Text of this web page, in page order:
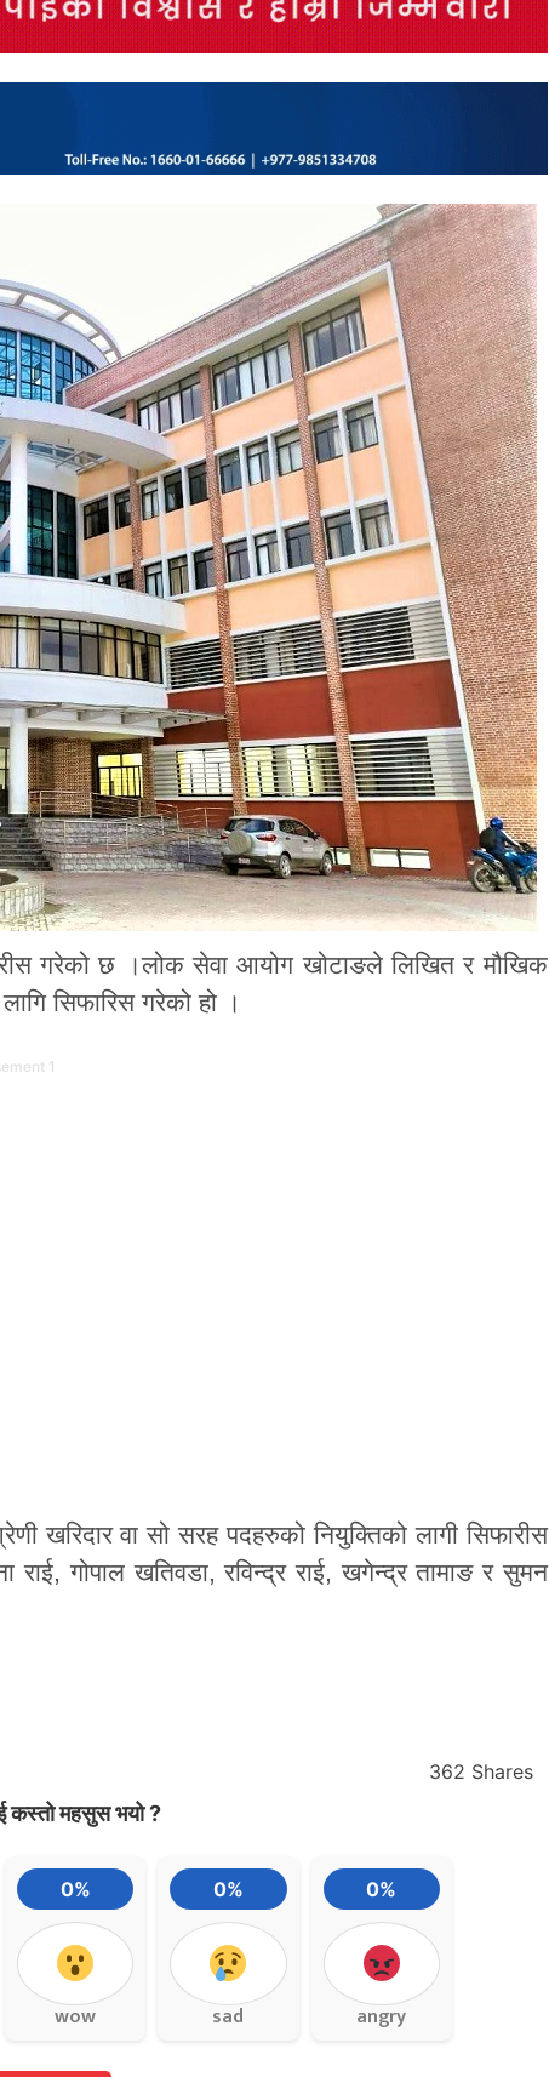
गरेको छ ।लोक सेवा आयोग खोटाङले लिखित र मौखिक
सिफारिस गरेको हो ।
1
खरिदार वा सो सरह पदहरुको नियुक्तिको लागी सिफारीस
गोपाल खतिवडा, रविन्द्र राई, खगेन्द्र तामाङ र सुमन
362 Shares
कस्तो महसुस भयो ?
0%
wow
0%
sad
0%
angry